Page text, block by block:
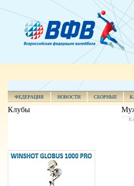
ФЕДЕРАЦИЯ НОВОСТИ СБОРНЫЕ
Клубы